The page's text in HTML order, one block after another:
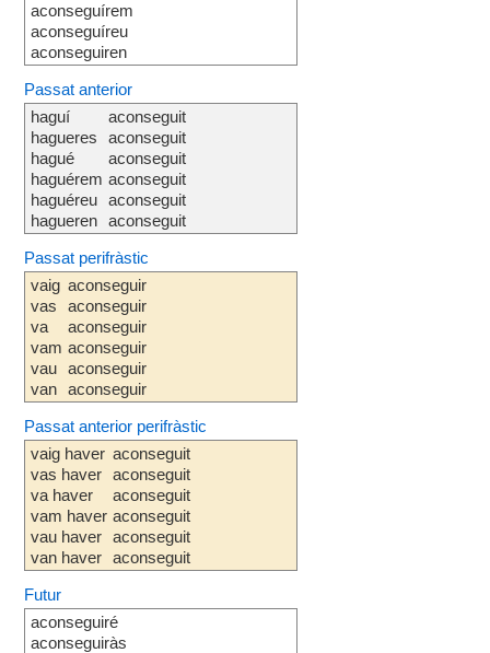
aconseguírem
aconseguíreu
aconseguiren
Passat anterior
haguí
hagueres
hagué
haguérem
haguéreu
hagueren
aconseguit
aconseguit
aconseguit
aconseguit
aconseguit
aconseguit
Passat perifràstic
vaig
vas
va
vam
vau
van
aconseguir
aconseguir
aconseguir
aconseguir
aconseguir
aconseguir
Passat anterior perifràstic
vaig haver
vas haver
va haver
vam haver
vau haver
van haver
aconseguit
aconseguit
aconseguit
aconseguit
aconseguit
aconseguit
Futur
aconseguiré
aconseguiràs